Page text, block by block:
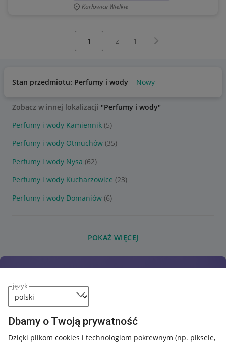
język
Dbamy o Twoją prywatność
Dzięki plikom cookies i technologiom pokrewnym (np. piksele,
Karłowice Wielkie
z 1 Następna strona
Stan przedmiotu: Perfumy i wody Nowy
Zobacz w innej lokalizacji "Perfumy i wody"
Perfumy i wody Kamiennik (5)
Perfumy i wody Otmuchów (35)
Perfumy i wody Nysa (62)
Perfumy i wody Kucharzowice (23)
Perfumy i wody Domaniów (6)
POKAŻ WIĘCEJ